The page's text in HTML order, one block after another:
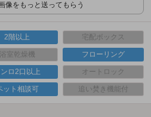
像をもっと送ってもらう
2階以上 宅配ボックス
浴室乾燥機 フローリング
ンロ2口以上 オートロック
ット相談可 追い焚き機能付